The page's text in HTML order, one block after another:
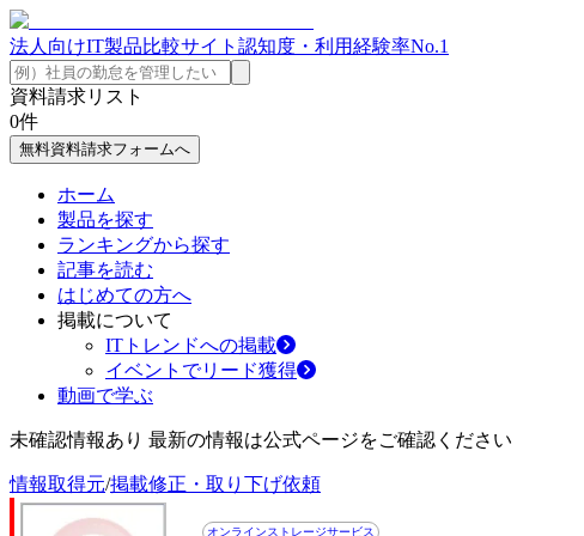
法人向けIT製品比較サイト 認知度・利用経験率No.1
資料請求リスト
0件
無料資料請求フォームへ
ホーム
製品を探す
ランキングから探す
記事を読む
はじめての方へ
掲載について
ITトレンドへの掲載
イベントでリード獲得
動画で学ぶ
未確認情報あり 最新の情報は公式ページをご確認ください
情報取得元/掲載修正・取り下げ依頼
オンラインストレージサービス